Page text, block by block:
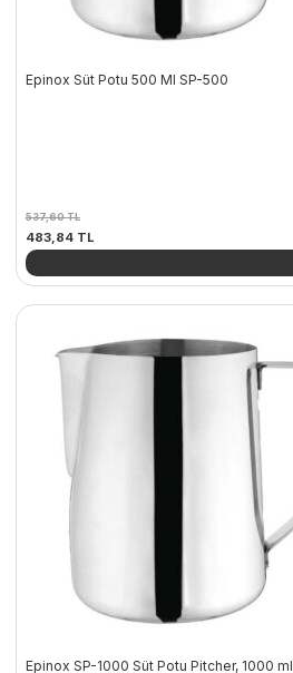
Epinox Süt Potu 500 Ml SP-500
537,60TL
Orijinal
fiyat:
537,60 TL.
483,84 TLŞu
fiyat:
Epinox SP-1000 Süt Potu Pitcher, 1000 ml